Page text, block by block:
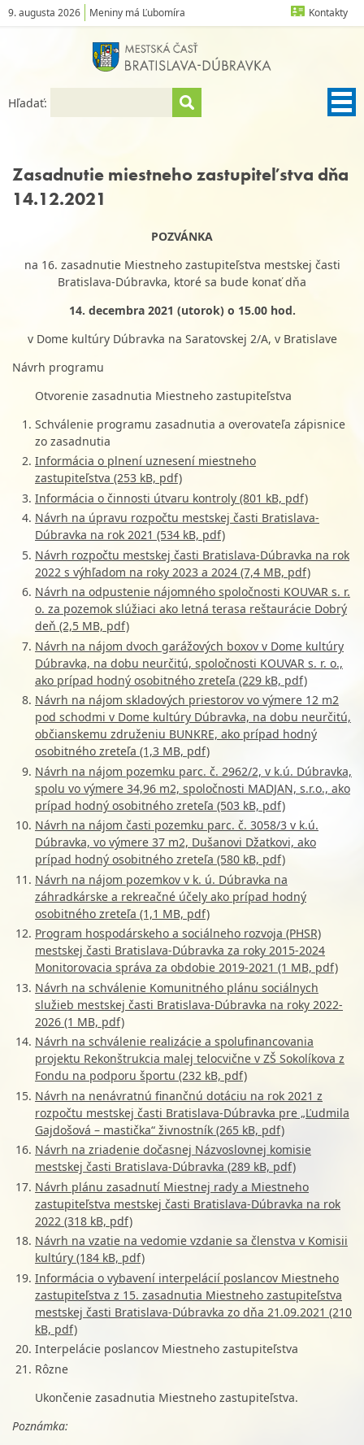
9. augusta 2026 Meniny má Ľubomíra Kontakty
Hľadať:
Zasadnutie miestneho zastupiteľstva dňa
14.12.2021
POZVÁNKA
na 16. zasadnutie Miestneho zastupiteľstva mestskej časti
Bratislava-Dúbravka, ktoré sa bude konať dňa
14. decembra 2021 (utorok) o 15.00 hod.
v Dome kultúry Dúbravka na Saratovskej 2/A, v Bratislave
Návrh programu
Otvorenie zasadnutia Miestneho zastupiteľstva
Schválenie programu zasadnutia a overovateľa zápisnice
zo zasadnutia
Informácia o plnení uznesení miestneho
zastupiteľstva (253 kB, pdf)
Informácia o činnosti útvaru kontroly (801 kB, pdf)
Návrh na úpravu rozpočtu mestskej časti Bratislava-
Dúbravka na rok 2021 (534 kB, pdf)
Návrh rozpočtu mestskej časti Bratislava-Dúbravka na rok
2022 s výhľadom na roky 2023 a 2024 (7,4 MB, pdf)
Návrh na odpustenie nájomného spoločnosti KOUVAR s. r.
o. za pozemok slúžiaci ako letná terasa reštaurácie Dobrý
deň (2,5 MB, pdf)
Návrh na nájom dvoch garážových boxov v Dome kultúry
Dúbravka, na dobu neurčitú, spoločnosti KOUVAR s. r. o.,
ako prípad hodný osobitného zreteľa (229 kB, pdf)
Návrh na nájom skladových priestorov vo výmere 12 m2
pod schodmi v Dome kultúry Dúbravka, na dobu neurčitú,
občianskemu združeniu BUNKRE, ako prípad hodný
osobitného zreteľa (1,3 MB, pdf)
Návrh na nájom pozemku parc. č. 2962/2, v k.ú. Dúbravka,
spolu vo výmere 34,96 m2, spoločnosti MADJAN, s.r.o., ako
prípad hodný osobitného zreteľa (503 kB, pdf)
Návrh na nájom časti pozemku parc. č. 3058/3 v k.ú.
Dúbravka, vo výmere 37 m2, Dušanovi Džatkovi, ako
prípad hodný osobitného zreteľa (580 kB, pdf)
Návrh na nájom pozemkov v k. ú. Dúbravka na
záhradkárske a rekreačné účely ako prípad hodný
osobitného zreteľa (1,1 MB, pdf)
Program hospodárskeho a sociálneho rozvoja (PHSR)
mestskej časti Bratislava-Dúbravka za roky 2015-2024
Monitorovacia správa za obdobie 2019-2021 (1 MB, pdf)
Návrh na schválenie Komunitného plánu sociálnych
služieb mestskej časti Bratislava-Dúbravka na roky 2022-
2026 (1 MB, pdf)
Návrh na schválenie realizácie a spolufinancovania
projektu Rekonštrukcia malej telocvične v ZŠ Sokolíkova z
Fondu na podporu športu (232 kB, pdf)
Návrh na nenávratnú finančnú dotáciu na rok 2021 z
rozpočtu mestskej časti Bratislava-Dúbravka pre „Ľudmila
Gajdošová – mastička“ živnostník (265 kB, pdf)
Návrh na zriadenie dočasnej Názvoslovnej komisie
mestskej časti Bratislava-Dúbravka (289 kB, pdf)
Návrh plánu zasadnutí Miestnej rady a Miestneho
zastupiteľstva mestskej časti Bratislava-Dúbravka na rok
2022 (318 kB, pdf)
Návrh na vzatie na vedomie vzdanie sa členstva v Komisii
kultúry (184 kB, pdf)
Informácia o vybavení interpelácií poslancov Miestneho
zastupiteľstva z 15. zasadnutia Miestneho zastupiteľstva
mestskej časti Bratislava-Dúbravka zo dňa 21.09.2021 (210
kB, pdf)
Interpelácie poslancov Miestneho zastupiteľstva
Rôzne
Ukončenie zasadnutia Miestneho zastupiteľstva.
Poznámka: